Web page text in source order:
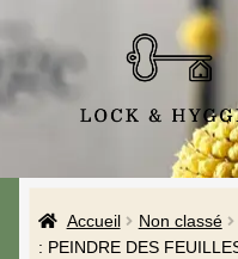
Le Studio
Accueil Non classé
: PEINDRE DES